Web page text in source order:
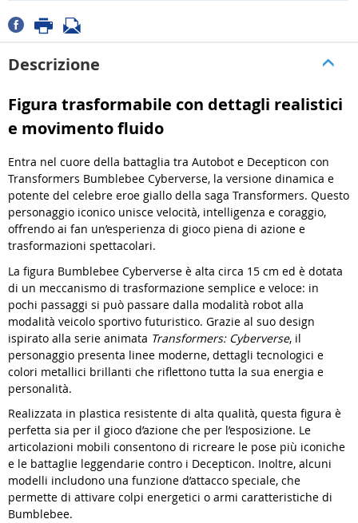
Descrizione
Figura trasformabile con dettagli realistici
e movimento fluido
Entra nel cuore della battaglia tra Autobot e Decepticon con
Transformers Bumblebee Cyberverse, la versione dinamica e
potente del celebre eroe giallo della saga Transformers. Questo
personaggio iconico unisce velocità, intelligenza e coraggio,
offrendo ai fan un’esperienza di gioco piena di azione e
trasformazioni spettacolari.
La figura Bumblebee Cyberverse è alta circa 15 cm ed è dotata
di un meccanismo di trasformazione semplice e veloce: in
pochi passaggi si può passare dalla modalità robot alla
modalità veicolo sportivo futuristico. Grazie al suo design
ispirato alla serie animata Transformers: Cyberverse, il
personaggio presenta linee moderne, dettagli tecnologici e
colori metallici brillanti che riflettono tutta la sua energia e
personalità.
Realizzata in plastica resistente di alta qualità, questa figura è
perfetta sia per il gioco d’azione che per l’esposizione. Le
articolazioni mobili consentono di ricreare le pose più iconiche
e le battaglie leggendarie contro i Decepticon. Inoltre, alcuni
modelli includono una funzione d’attacco speciale, che
permette di attivare colpi energetici o armi caratteristiche di
Bumblebee.